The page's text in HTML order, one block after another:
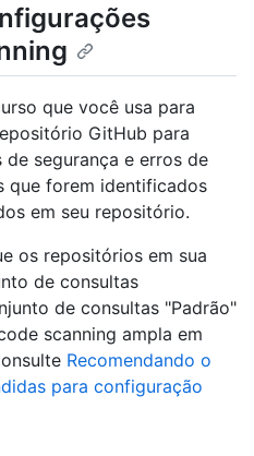
que você usa para
GitHub para
segurança e erros de
que forem identificados
em seu repositório.
os repositórios em sua
de consultas
de consultas "Padrão"
scanning ampla em
Recomendando o
para configuração